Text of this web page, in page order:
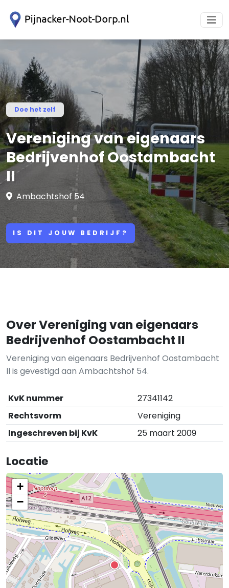
Doe het zelf
Vereniging van eigenaars
Bedrijvenhof Oostambacht
II
Ambachtshof 54
IS DIT JOUW BEDRIJF?
Over Vereniging van eigenaars
Bedrijvenhof Oostambacht II
Vereniging van eigenaars Bedrijvenhof Oostambacht
II is gevestigd aan Ambachtshof 54.
KvK nummer
27341142
Rechtsvorm
Vereniging
Ingeschreven bij KvK
25 maart 2009
Locatie
+
−